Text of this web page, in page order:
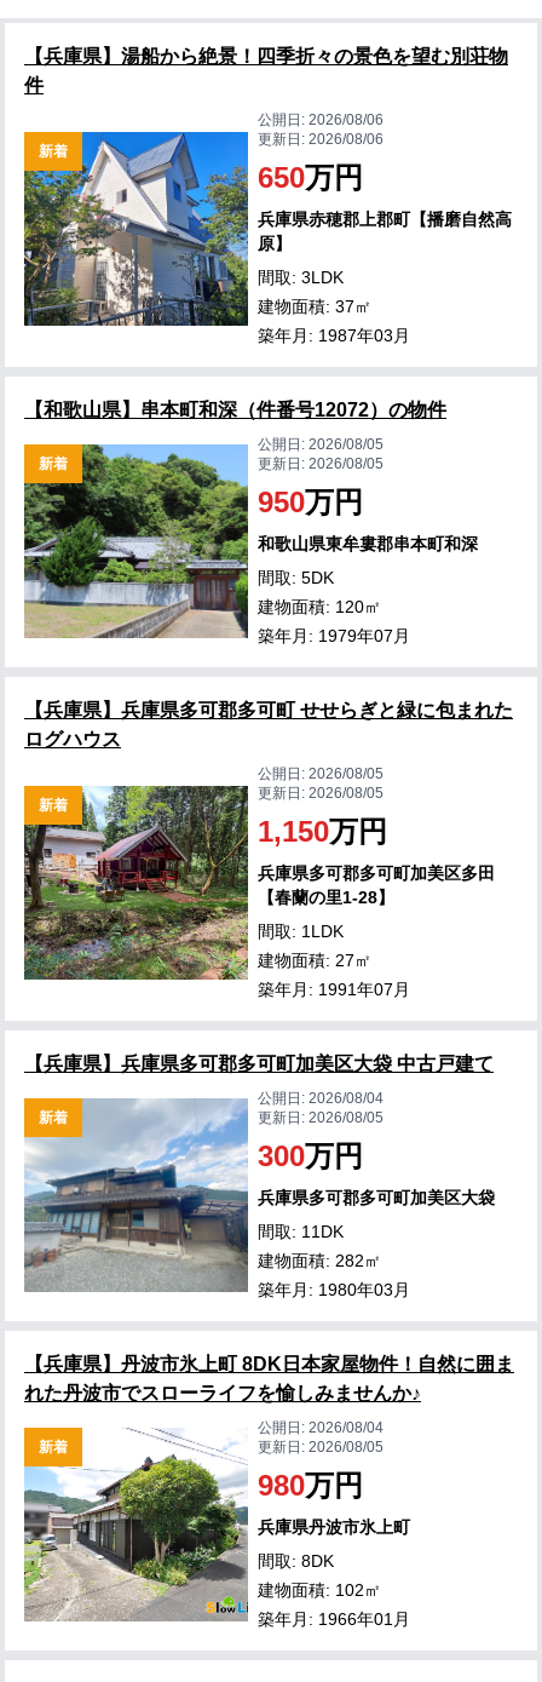
【兵庫県】湯船から絶景！四季折々の景色を望む別荘物
件
新着
公開日:2026/08/06
更新日:2026/08/06
650万円
兵庫県赤穂郡上郡町【播磨自然高
原】
間取: 3LDK
建物面積: 37㎡
築年月: 1987年03月
【和歌山県】串本町和深（件番号12072）の物件
新着
公開日:2026/08/05
更新日:2026/08/05
950万円
和歌山県東牟婁郡串本町和深
間取: 5DK
建物面積: 120㎡
築年月: 1979年07月
【兵庫県】兵庫県多可郡多可町 せせらぎと緑に包まれた
ログハウス
新着
公開日:2026/08/05
更新日:2026/08/05
1,150万円
兵庫県多可郡多可町加美区多田
【春蘭の里1-28】
間取: 1LDK
建物面積: 27㎡
築年月: 1991年07月
【兵庫県】兵庫県多可郡多可町加美区大袋 中古戸建て
新着
公開日:2026/08/04
更新日:2026/08/05
300万円
兵庫県多可郡多可町加美区大袋
間取: 11DK
建物面積: 282㎡
築年月: 1980年03月
【兵庫県】丹波市氷上町 8DK日本家屋物件！自然に囲ま
れた丹波市でスローライフを愉しみませんか♪
新着
公開日:2026/08/04
更新日:2026/08/05
980万円
兵庫県丹波市氷上町
間取: 8DK
建物面積: 102㎡
築年月: 1966年01月